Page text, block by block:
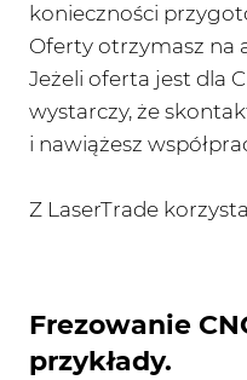
konieczności
Oferty otrzymasz na
Jeżeli oferta jest dla
wystarczy, że
i nawiążesz
Z LaserTrade
Frezowanie
przykłady.